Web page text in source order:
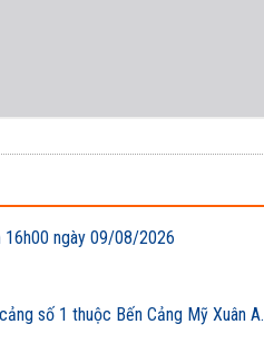
ngày 09/08/2026
số 1 thuộc Bến Cảng Mỹ Xuân A.